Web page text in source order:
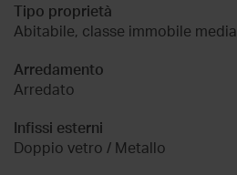
Tipo proprietà
Abitabile, classe immobile media
Arredamento
Arredato
Infissi esterni
Doppio vetro / Metallo